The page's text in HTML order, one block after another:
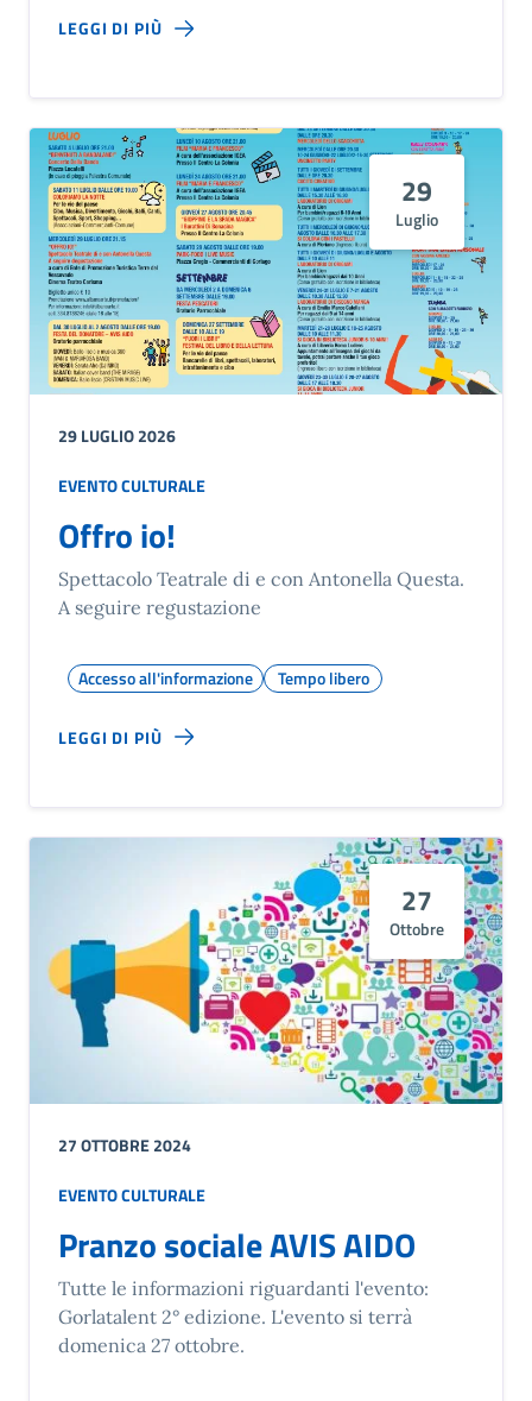
LEGGI DI PIÙ
29
Luglio
29 LUGLIO 2026
EVENTO CULTURALE
Offro io!
Spettacolo Teatrale di e con Antonella Questa.
A seguire regustazione
Accesso all'informazione Tempo libero
LEGGI DI PIÙ
27
Ottobre
27 OTTOBRE 2024
EVENTO CULTURALE
Pranzo sociale AVIS AIDO
Tutte le informazioni riguardanti l'evento:
Gorlatalent 2° edizione. L'evento si terrà
domenica 27 ottobre.